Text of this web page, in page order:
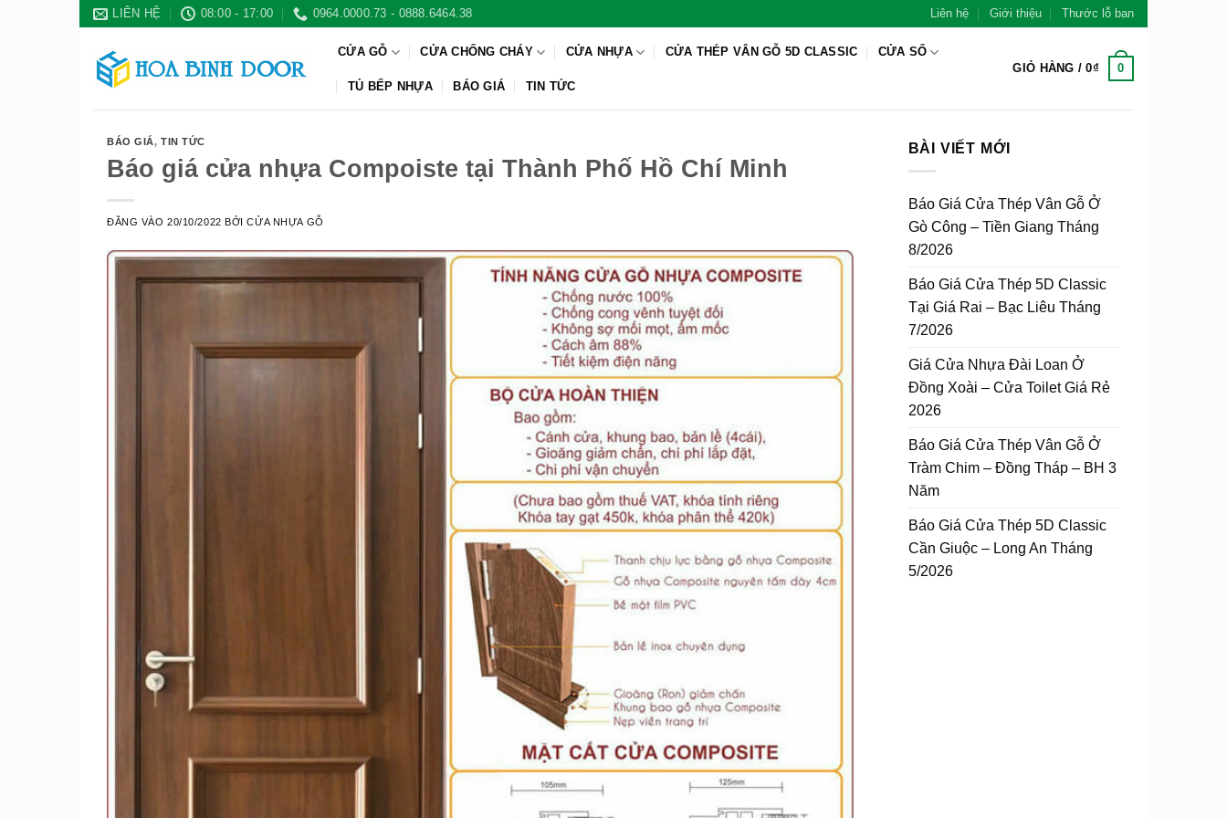
Bỏ
dung
LIÊN HỆ 08:00 - 17:00 0964.0000.73 - 0888.6464.38 Liên hệ Giới thiệu Thước lỗ ban
CỬA GỖ CỬA CHỐNG CHÁY CỬA NHỰA CỬA THÉP VÂN GỖ 5D CLASSIC CỬA SỔ
TỦ BẾP NHỰA BÁO GIÁ TIN TỨC
GIỎ HÀNG /0₫ 0
BÁO GIÁ,TIN TỨC
Báo giá cửa nhựa Compoiste tại Thành Phố Hồ Chí Minh
ĐĂNG VÀO20/10/2022 BỞICỬA NHỰA GỖ
BÀI VIẾT MỚI
Báo Giá Cửa Thép Vân Gỗ Ở
Gò Công – Tiền Giang Tháng
8/2026
Báo Giá Cửa Thép 5D Classic
Tại Giá Rai – Bạc Liêu Tháng
7/2026
Giá Cửa Nhựa Đài Loan Ở
Đồng Xoài – Cửa Toilet Giá Rẻ
2026
Báo Giá Cửa Thép Vân Gỗ Ở
Tràm Chim – Đồng Tháp – BH 3
Năm
Báo Giá Cửa Thép 5D Classic
Cần Giuộc – Long An Tháng
5/2026